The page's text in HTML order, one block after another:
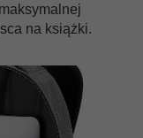
na książki.